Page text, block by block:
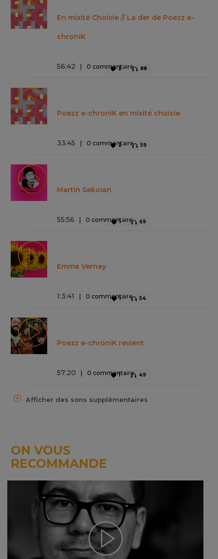
En mixité Choisie // La der de Poezz e-
chroniK
56:42 0 commentaire
2 88
Poezz e-chroniK en mixité choisie
33:45 0 commentaire
2 59
Martin Sekoian
55:56 0 commentaire
1 69
Emma Vernay
1:3:41 0 commentaire
1 54
Poezz e-chroniK revient
57:20 0 commentaire
1 49
Afficher des sons supplémentaires
ON VOUS
RECOMMANDE